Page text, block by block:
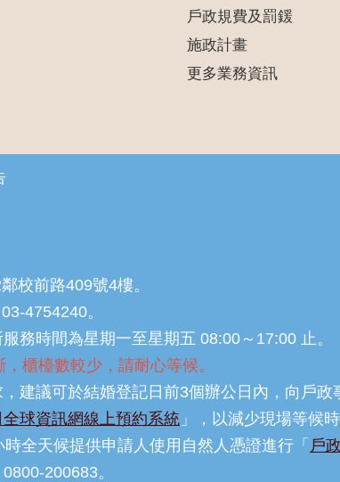
戶政規費及罰鍰
施政計畫
更多業務資訊
校前路409號4樓。
4754240。
務時間為星期一至星期五 08:00～17:00 止。
櫃檯數較少，請耐心等候。
建議可於結婚登記日前3個辦公日內，向戶政
球資訊網線上預約系統 」，以減少現場等候時
全天候提供申請人使用自然人憑證進行「 戶
200683。